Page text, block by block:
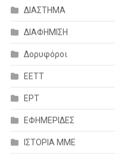
ΔΙΑΣΤΗΜΑ
ΔΙΑΦΗΜΙΣΗ
Δορυφόροι
ΕΕΤΤ
ΕΡΤ
ΕΦΗΜΕΡΙΔΕΣ
ΙΣΤΟΡΙΑ ΜΜΕ